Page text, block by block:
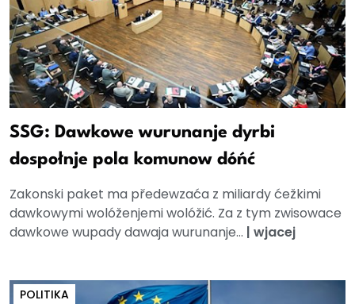
SSG: Dawkowe wurunanje dyrbi
dospołnje pola komunow dóńć
Zakonski paket ma předewzaća z miliardy ćežkimi
dawkowymi wolóženjemi wolóžić. Za z tym zwisowace
dawkowe wupady dawaja wurunanje... | wjacej
POLITIKA